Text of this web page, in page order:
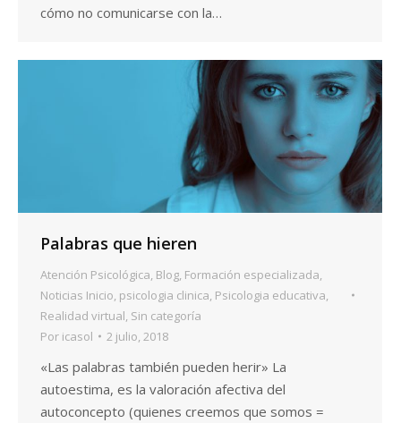
cómo no comunicarse con la…
Palabras que hieren
Atención Psicológica, Blog, Formación especializada,
Noticias Inicio, psicologia clinica, Psicologia educativa,
Realidad virtual, Sin categoría
Por icasol 2 julio, 2018
«Las palabras también pueden herir» La
autoestima, es la valoración afectiva del
autoconcepto (quienes creemos que somos =